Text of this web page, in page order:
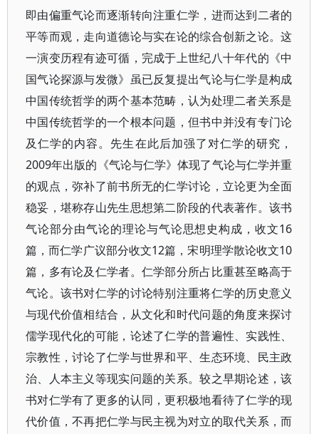
即由偏重气论而逐渐转向注重仁学，进而达到二者的
平等而观，走向道德论与实在论的综合创新之论。这
一演变历程有迹可循，完成于上世纪八十年代的《中
国气论探源与发微》虽已反复提出气论与仁学是构成
中国传统哲学的两个基本范畴，认为处理二者关系是
中国传统哲学的一个根本问题，但书中并没有专门论
及仁学的内容。先生在此后加强了对仁学的研究，
2009年出版的《气论与仁学》体现了气论与仁学并重
的观点，弥补了前书所无的仁学讨论，立论更为全面
稳妥，堪称存山先生思想第二阶段的代表著作。该书
气论部分由气论的理论与气论思想史构成，收文16
篇，而仁学广议部分收文12篇，宋明理学散论收文10
篇，多有论及仁学者。仁学部分所占比重甚至略高于
气论。该书对仁学的讨论特别注重将仁学的历史意义
与现代价值相结合，从文化和时代问题的角度来探讨
儒学现代化的可能，论述了仁学的普遍性、实践性、
宗教性，讨论了仁学与世界和平、生态环境、民主政
治、人本主义等现实问题的关系。较之早期论述，该
书对仁学有了更多的认同，更积极地看待了仁学的现
代价值，不再把仁学与民主视为对立的取代关系，而